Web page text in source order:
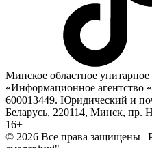
Минское областное
«Информационное
600013449. Юридический и
Беларусь, 220114, Минск, пр.
16+
© 2026 Все права защищены |